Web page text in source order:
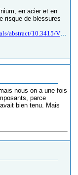
en acier et en
risque de blessures
https://www.thieme-connect.com/products/ejournals/abstract/10.3415/VCOT-17-01-0003
nous on a une fois
parce
bien tenu. Mais